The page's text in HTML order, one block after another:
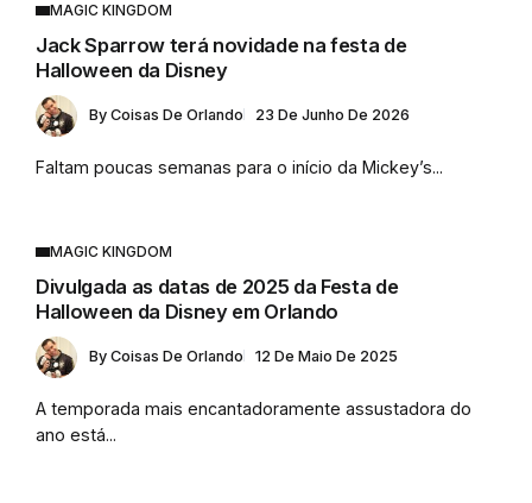
MAGIC KINGDOM
Jack Sparrow terá novidade na festa de
Halloween da Disney
By Coisas De Orlando 23 De Junho De 2026
Faltam poucas semanas para o início da Mickey’s...
MAGIC KINGDOM
Divulgada as datas de 2025 da Festa de
Halloween da Disney em Orlando
By Coisas De Orlando 12 De Maio De 2025
A temporada mais encantadoramente assustadora do
ano está...